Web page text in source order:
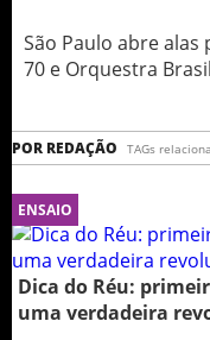
São Paulo abre alas
70 e Orquestra
POR REDAÇÃO TAGs
ENSAIO
Dica do Réu:
uma verdadeira